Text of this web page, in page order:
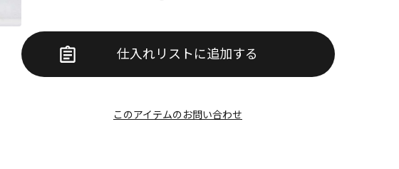
仕入れリストに追加する
このアイテムのお問い合わせ